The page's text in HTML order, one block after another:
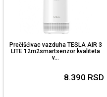
Prečišćivac vazduha TESLA AIR 3
LITE 12m2smartsenzor kvaliteta
v...
8.390 RSD